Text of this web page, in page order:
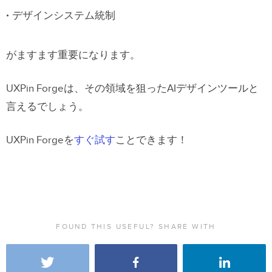
デザインシステム統制
がますます重要になります。
UXPin Forgeは、その領域を狙ったAIデザインツールと
言えるでしょう。
UXPin Forgeをすぐ試すことできます！
FOUND THIS USEFUL? SHARE WITH